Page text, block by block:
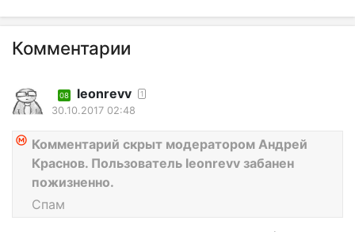
Комментарии
08 leonrevv 1
30.10.2017 02:48
Комментарий скрыт модератором Андрей
Краснов. Пользователь leonrevv забанен
пожизненно.
Спам